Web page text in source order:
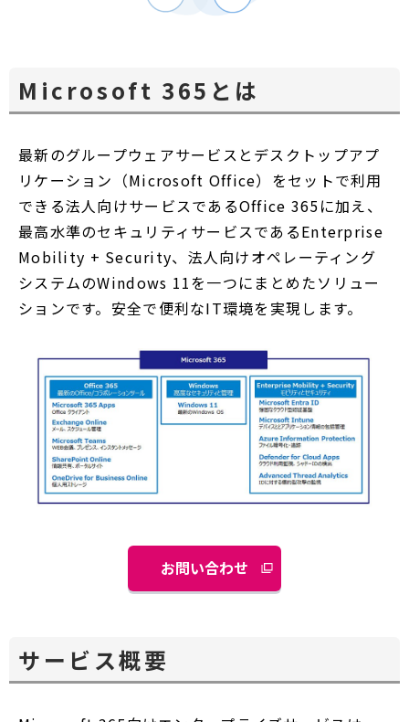
Microsoft 365とは
最新のグループウェアサービスとデスクトップアプ
リケーション（Microsoft Office）をセットで利用
できる法人向けサービスであるOffice 365に加え、
最高水準のセキュリティサービスであるEnterprise
Mobility + Security、法人向けオペレーティング
システムのWindows 11を一つにまとめたソリュー
ションです。安全で便利なIT環境を実現します。
お問い合わせ 別
ウ
ウ
サービス概要